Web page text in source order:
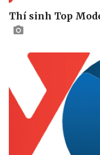
Thí sinh Top